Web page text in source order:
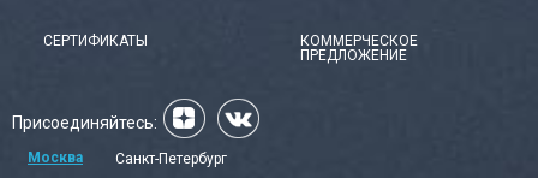
СЕРТИФИКАТЫ
КОММЕРЧЕСКОЕ
ПРЕДЛОЖЕНИЕ
Присоединяйтесь:
Москва Санкт-Петербург